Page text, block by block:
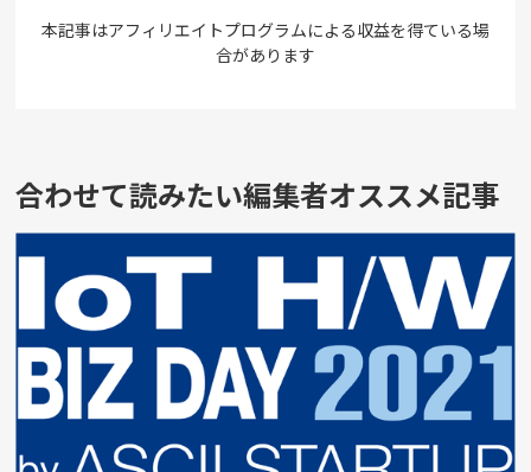
本記事はアフィリエイトプログラムによる収益を得ている場
合があります
合わせて読みたい編集者オススメ記事